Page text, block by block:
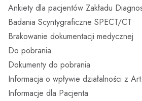
Oferty pracy
Zasady przyjęć i opuszczania szpitala
Zasady odwiedzin i opieka nad
Prawa pacjenta / skargi i wnioski
Oddziały
Oddział Anestezjologii i
Oddział Chirurgii Onkologicznej
Oddział Onkologiczny
Poradnie specjalistyczne
Aktualna praca poradni
Zakład Medycyny Nuklearnej
Rozwój i inwestycje
Platforma zakupowa
Projekty unijne
Aktualności
Do pobrania
Kontakt
Ankiety dla pacjentów Zakładu
Badania Scyntygraficzne SPECT/CT
Brakowanie dokumentacji medycznej
Do pobrania
Dokumenty do pobrania
Informacja o wpływie działalności z
Informacje dla Pacjenta